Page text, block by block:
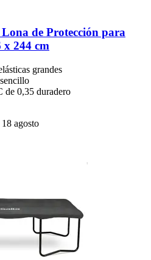
Lona de Protección para
x 244 cm
grandes
de 0,35 duradero
agosto